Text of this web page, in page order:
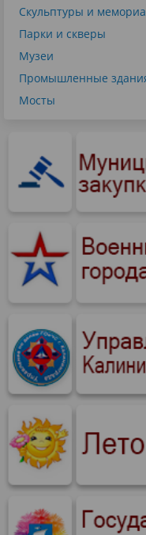
Скульптуры и
Парки и скверы
Музеи
Промышленные
Мосты